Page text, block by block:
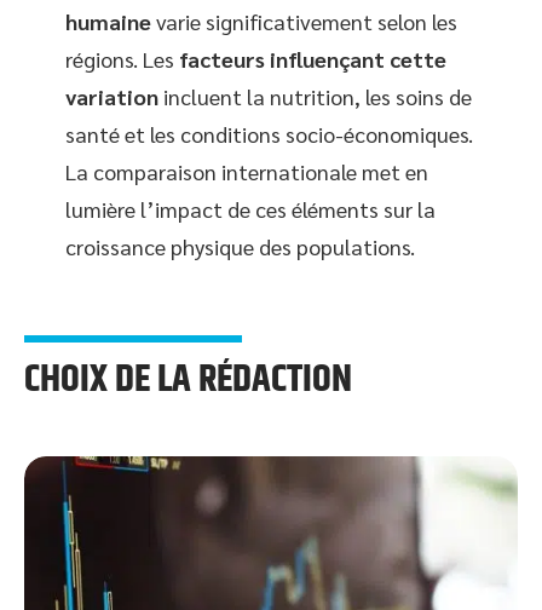
humainevarie significativement selon les
régions. Les facteurs influençant cette
variation incluent la nutrition, les soins de
santé et les conditions socio-économiques.
La comparaison internationale met en
lumière l’impact de ces éléments sur la
croissance physique des populations.
CHOIX DE LA RÉDACTION